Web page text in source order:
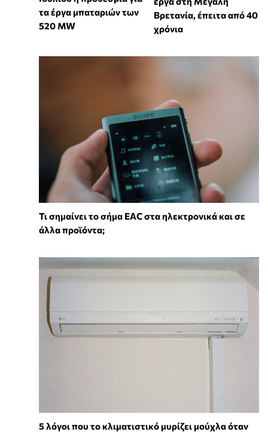
τα έργα μπαταριών των
520 MW
Βρετανία, έπειτα από 40
χρόνια
Τι σημαίνει το σήμα EAC στα ηλεκτρονικά και σε
άλλα προϊόντα;
5 λόγοι που το κλιματιστικό μυρίζει μούχλα όταν